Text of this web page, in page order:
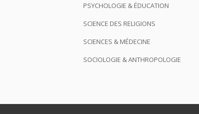
PSYCHOLOGIE & ÉDUCATION
SCIENCE DES RELIGIONS
SCIENCES & MÉDECINE
SOCIOLOGIE & ANTHROPOLOGIE